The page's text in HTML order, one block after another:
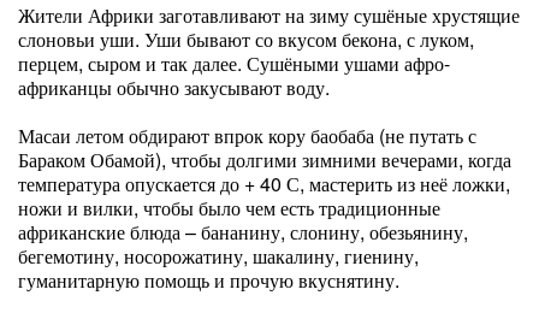
Жители Африки заготавливают на зиму сушёные хрустящие
слоновьи уши. Уши бывают со вкусом бекона, с луком,
перцем, сыром и так далее. Сушёными ушами афро-
африканцы обычно закусывают воду.
Масаи летом обдирают впрок кору баобаба (не путать с
Бараком Обамой), чтобы долгими зимними вечерами, когда
температура опускается до + 40 С, мастерить из неё ложки,
ножи и вилки, чтобы было чем есть традиционные
африканские блюда – бананину, слонину, обезьянину,
бегемотину, носорожатину, шакалину, гиенину,
гуманитарную помощь и прочую вкуснятину.